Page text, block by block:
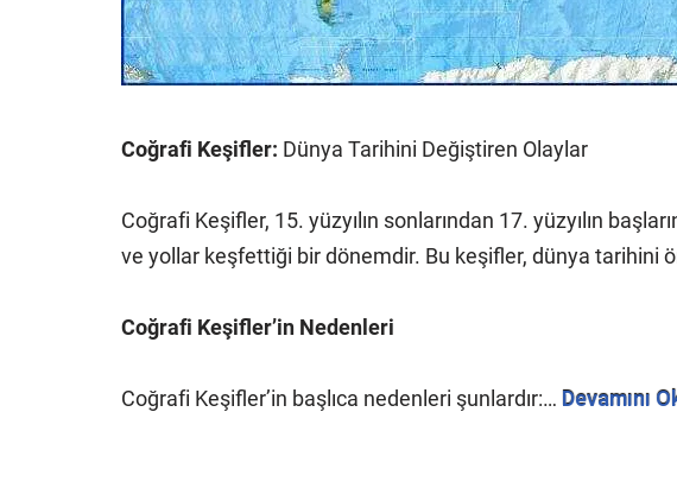
Coğrafi Keşifler: Dünya Tarihini Değiştiren Olaylar
Coğrafi Keşifler, 15. yüzyılın sonlarından 17. yüzyılın
ve yollar keşfettiği bir dönemdir. Bu keşifler, dünya tarihini
Coğrafi Keşifler’in Nedenleri
Coğrafi Keşifler’in başlıca nedenleri şunlardır:… Devamını